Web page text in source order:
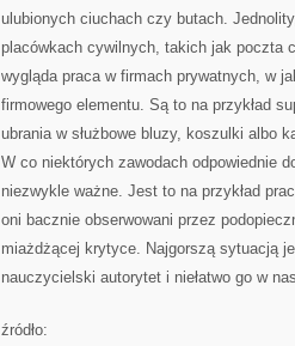
ulubionych ciuchach czy butach.
placówkach cywilnych, takich jak poczta
wygląda praca w firmach prywatnych, w
firmowego elementu. Są to na przykład
ubrania w służbowe bluzy, koszulki albo
W co niektórych zawodach odpowiednie
niezwykle ważne. Jest to na przykład
oni bacznie obserwowani przez
miażdżącej krytyce. Najgorszą sytuacją
nauczycielski autorytet i niełatwo go w
źródło: